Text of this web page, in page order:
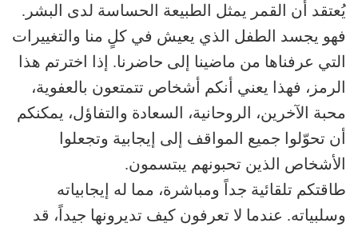
يُعتقد أن القمر يمثل الطبيعة الحساسة لدى البشر.
فهو يجسد الطفل الذي يعيش في كلٍ منا والتغييرات
التي عرفناها من ماضينا إلى حاضرنا. إذا اخترتم هذا
الرمز، فهذا يعني أنكم أشخاص تتمتعون بالعفوية،
محبة الآخرين، الروحانية، السعادة والتفاؤل، يمكنكم
أن تحوّلوا جميع المواقف إلى إيجابية وتجعلوا
الأشخاص الذين تحبونهم يبتسمون.
طاقتكم تلقائية جداً ومباشرة، مما له إيجابياته
وسلبياته. عندما لا تعرفون كيف تديرونها جيداً، قد